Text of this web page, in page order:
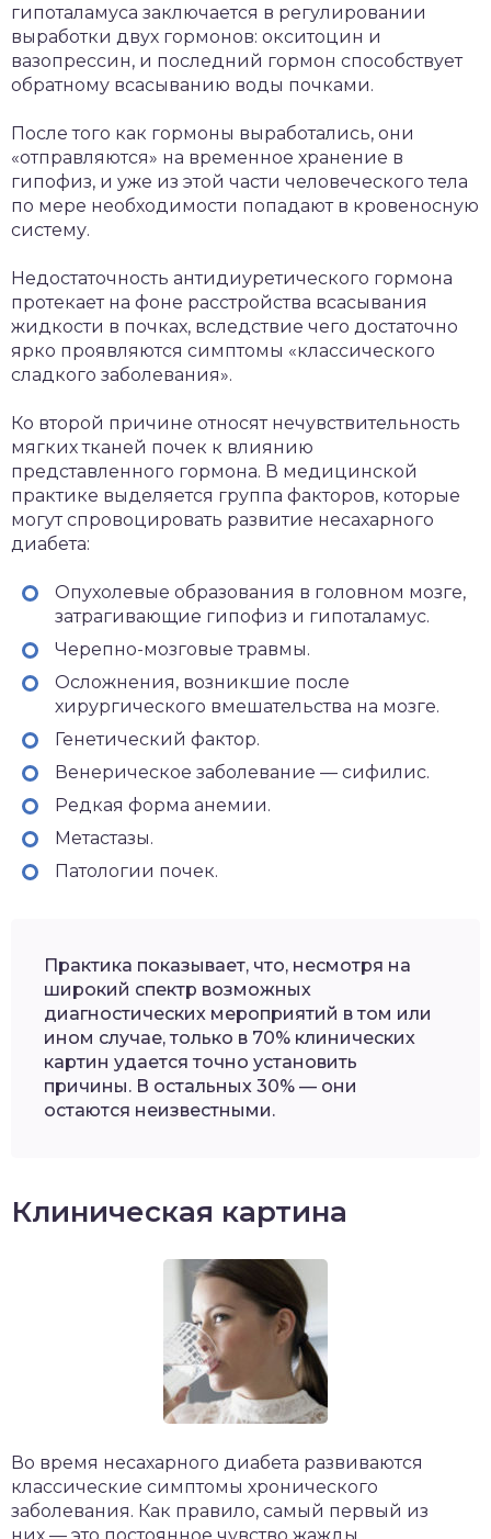
гипоталамуса заключается в регулировании
выработки двух гормонов: окситоцин и
вазопрессин, и последний гормон способствует
обратному всасыванию воды почками.
После того как гормоны выработались, они
«отправляются» на временное хранение в
гипофиз, и уже из этой части человеческого тела
по мере необходимости попадают в кровеносную
систему.
Недостаточность антидиуретического гормона
протекает на фоне расстройства всасывания
жидкости в почках, вследствие чего достаточно
ярко проявляются симптомы «классического
сладкого заболевания».
Ко второй причине относят нечувствительность
мягких тканей почек к влиянию
представленного гормона. В медицинской
практике выделяется группа факторов, которые
могут спровоцировать развитие несахарного
диабета:
Опухолевые образования в головном мозге,
затрагивающие гипофиз и гипоталамус.
Черепно-мозговые травмы.
Осложнения, возникшие после
хирургического вмешательства на мозге.
Генетический фактор.
Венерическое заболевание — сифилис.
Редкая форма анемии.
Метастазы.
Патологии почек.
Практика показывает, что, несмотря на
широкий спектр возможных
диагностических мероприятий в том или
ином случае, только в 70% клинических
картин удается точно установить
причины. В остальных 30% — они
остаются неизвестными.
Клиническая картина
Во время несахарного диабета развиваются
классические симптомы хронического
заболевания. Как правило, самый первый из